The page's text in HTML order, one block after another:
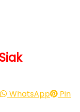
WhatsApp
Pin